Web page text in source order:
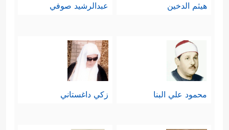
هيثم الدخين عبدالرشيد صوفي
محمود علي البنا زكي داغستاني